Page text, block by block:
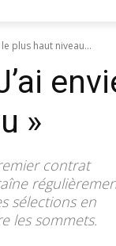
plus haut niveau...
»
contrat
sélections en
les sommets.